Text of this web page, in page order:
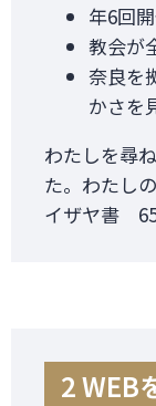
年6回
教会が
奈良を
かさを
わたしを尋
た。わたし
イザヤ書
2 WEB